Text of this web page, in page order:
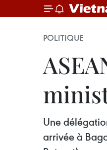
POLITIQUE
Une
arrivée à